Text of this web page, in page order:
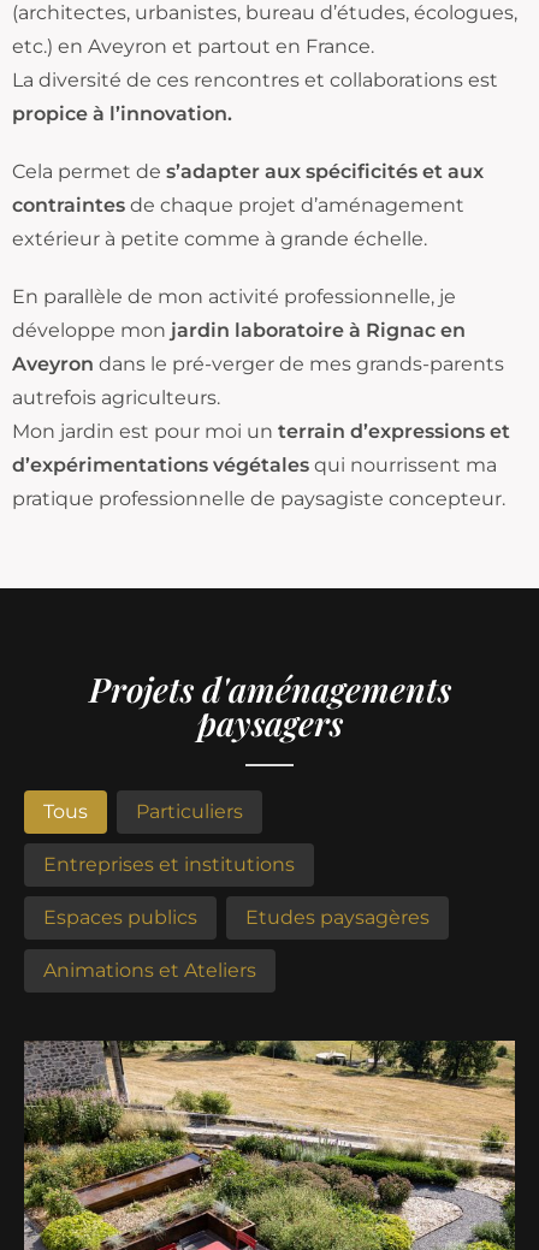
(architectes, urbanistes, bureau d’études, écologues,
etc.) en Aveyron et partout en France.
La diversité de ces rencontres et collaborations est
propice à l’innovation.
Cela permet de s’adapter aux spécificités et aux
contraintes de chaque projet d’aménagement
extérieur à petite comme à grande échelle.
En parallèle de mon activité professionnelle, je
développe mon jardin laboratoire à Rignac en
Aveyron dans le pré-verger de mes grands-parents
autrefois agriculteurs.
Mon jardin est pour moi un terrain d’expressions et
d’expérimentations végétales qui nourrissent ma
pratique professionnelle de paysagiste concepteur.
Projets d'aménagements
paysagers
Filtres Projets
Tous Particuliers
Entreprises et institutions
Espaces publics Etudes paysagères
Animations et Ateliers